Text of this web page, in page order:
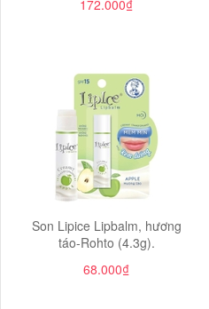
172.000₫
Son Lipice Lipbalm, hương
táo-Rohto (4.3g).
68.000₫